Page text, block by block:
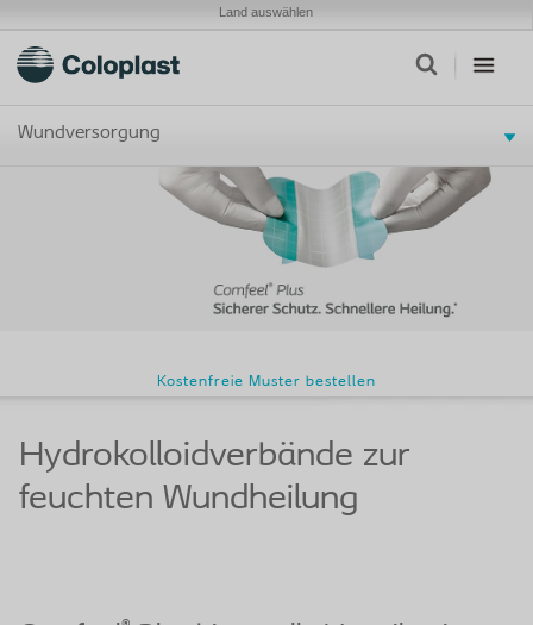
Land auswählen
Wundversorgung
Kostenfreie Muster bestellen
Hydrokolloidverbände zur
feuchten Wundheilung